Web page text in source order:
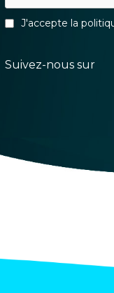
J'accepte la
Suivez-nous sur